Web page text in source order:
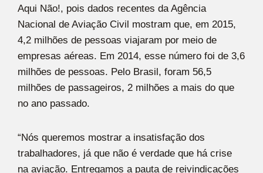
Aqui Não!, pois dados recentes da Agência
Nacional de Aviação Civil mostram que, em 2015,
4,2 milhões de pessoas viajaram por meio de
empresas aéreas. Em 2014, esse número foi de 3,6
milhões de pessoas. Pelo Brasil, foram 56,5
milhões de passageiros, 2 milhões a mais do que
no ano passado.
“Nós queremos mostrar a insatisfação dos
trabalhadores, já que não é verdade que há crise
na aviação. Entregamos a pauta de reivindicações